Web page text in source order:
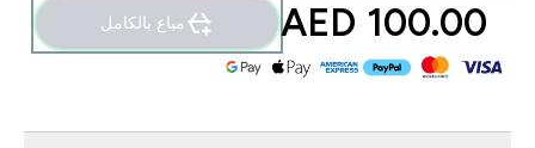
100.00 AED‎ مباع بالكامل